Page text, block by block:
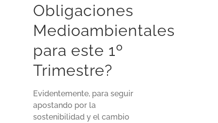
Obligaciones
Medioambientales
para este 1º
Trimestre?
Evidentemente, para seguir
apostando por la
sostenibilidad y el cambio